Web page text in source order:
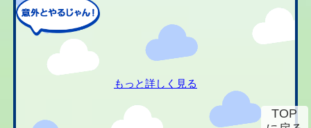
もっと詳しく見る
TOP